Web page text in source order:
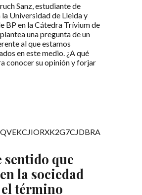
Sanz, estudiante de
la Universidad de Lleida y
BP en la Cátedra Trívium de
una pregunta de un
al que estamos
en este medio. ¿A qué
conocer su opinión y forjar
sentido que
la sociedad
término